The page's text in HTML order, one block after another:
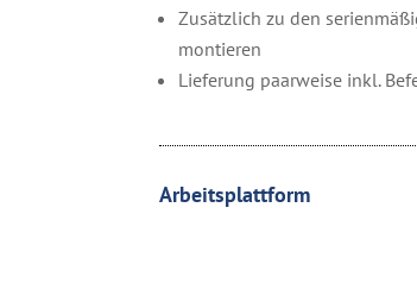
Zusätzlich zu den
montieren
Lieferung paarweise inkl.
Arbeitsplattform